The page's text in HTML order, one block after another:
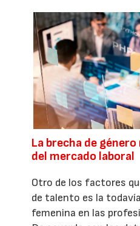
La brecha de
del mercado laboral
Otro de los factores
de talento es la
femenina en las